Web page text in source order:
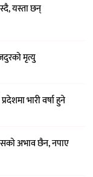
यस्ता छन्
मृत्यु
भारी वर्षा हुने
अभाव छैन, नपाए